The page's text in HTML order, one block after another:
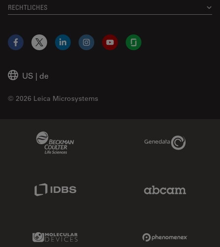
RECHTLICHES
US | de
© 2026 Leica Microsystems
Facebook
X LinkedInInstagramYouTubeGlassdoor
Genedata Link
Molecular Devices Link